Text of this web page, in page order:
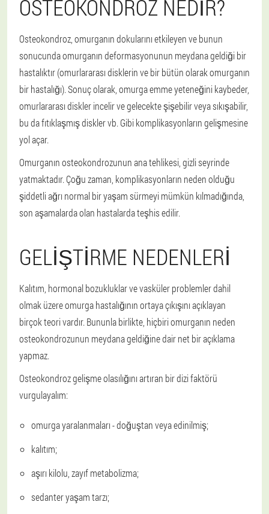
OSTEOKONDROZ NEDIR?
Osteokondroz, omurganın dokularını etkileyen ve bunun
sonucunda omurganın deformasyonunun meydana geldiği bir
hastalıktır (omurlararası disklerin ve bir bütün olarak omurganın
bir hastalığı). Sonuç olarak, omurga emme yeteneğini kaybeder,
omurlararası diskler incelir ve gelecekte şişebilir veya sıkışabilir,
bu da fıtıklaşmış diskler vb. Gibi komplikasyonların gelişmesine
yol açar.
Omurganın osteokondrozunun ana tehlikesi, gizli seyrinde
yatmaktadır. Çoğu zaman, komplikasyonların neden olduğu
şiddetli ağrı normal bir yaşam sürmeyi mümkün kılmadığında,
son aşamalarda olan hastalarda teşhis edilir.
GELIŞTIRME NEDENLERI
Kalıtım, hormonal bozukluklar ve vasküler problemler dahil
olmak üzere omurga hastalığının ortaya çıkışını açıklayan
birçok teori vardır. Bununla birlikte, hiçbiri omurganın neden
osteokondrozunun meydana geldiğine dair net bir açıklama
yapmaz.
Osteokondroz gelişme olasılığını artıran bir dizi faktörü
vurgulayalım:
omurga yaralanmaları - doğuştan veya edinilmiş;
kalıtım;
aşırı kilolu, zayıf metabolizma;
sedanter yaşam tarzı;